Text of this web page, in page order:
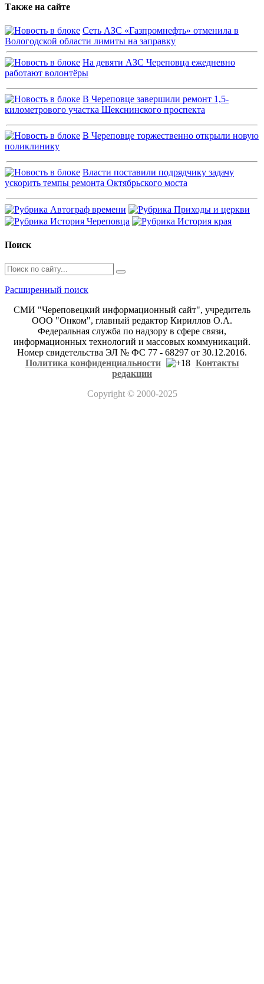
Также на сайте
Сеть АЗС «Газпромнефть» отменила в
Вологодской области лимиты на заправку
На девяти АЗС Череповца ежедневно
работают волонтёры
В Череповце завершили ремонт 1,5-
километрового участка Шекснинского проспекта
В Череповце торжественно открыли новую
поликлинику
Власти поставили подрядчику задачу
ускорить темпы ремонта Октябрьского моста
Поиск
Расширенный поиск
СМИ "Череповецкий информационный сайт", учредитель
ООО "Онком", главный редактор Кириллов О.А.
Федеральная служба по надзору в сфере связи,
информационных технологий и массовых коммуникаций.
Номер свидетельства ЭЛ № ФС 77 - 68297 от 30.12.2016.
Политика конфиденциальности
Контакты
редакции
Copyright© 2000-2025